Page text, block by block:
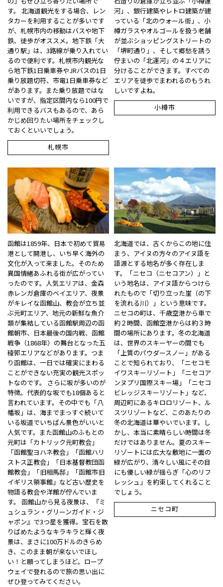
す。 北海道観光をする場合、レン
タカーを利用することが多いです
が、札幌市内の移動はバスや地下
鉄、徒歩がオススメ。地下鉄「大
通り駅」は、3路線が乗り入れてい
るので便利です。札幌市内観光な
ら地下鉄1日乗車券やJRバスの1日
乗り放題切符、市電1日乗車券など
があります。また乗り放題ではな
いですが、指定区間内なら100円で
利用できるバスもあるので、あら
かじめ回りたい場所をチェックし
ておくといいでしょう。
札幌市
河」、銀行建築やレトロ建築が建
っている「北のウォール街」、小
樽ガラスやオルゴールを扱う老舗
が並ぶショッピングストリートの
「堺町通り」、そして郷愁を誘う
佇まいの「北運河」の４エリアに
分けることができます。すべての
エリアを徒歩でまわれるのもうれ
しいですよね。
小樽市
函館は1859年、日本で初めて貿易
港として開港し、いち早く海外の
文化が入って来ました。そのため
異国情緒あふれる街が広がってい
ったのです。人気エリアは、金森
赤レンガ倉庫のベイエリア、夜景
がキレイな函館山、教会が立ち並
ぶ元町エリア、地元の新鮮な魚介
類が集結している函館駅周辺の函
館朝市、日本最後の国内戦、函館
戦争（1868年）の舞台となった五
稜郭エリアなどがあります。つま
り函館は、一日では確実にまわる
ことができない充実の観光スポッ
トなのです。 さらに坂が多いのが
特徴。代表的な坂でも18個あると
言われています。その中でも「八
幡坂」は、海までまっすぐ続いて
いる坂道でいちばん景色がいいと
人気です。また函館山のふもとの
元町は「カトリック元町教会」
「函館聖ヨハネ教会」「函館ハリ
ストス正教会」「日本基督教団函
館教会」「旧相馬邸」「函館市旧
イギリス領事館」など古い歴史を
物語る教会や洋館が佇んでいま
す。 函館山から見る夜景は、『ミ
ュシュラン・グリーンガイド・ジ
ャポン』で3つ星を獲得。宝石を散
りばめたようなキラキラと輝く夜
景は、まさに100万ドルのきらめ
き、このまま朝が来ないでほし
い！と願ってしまうほど。ロープ
ウェイで登れるので旅の思い出に
ぜひ登ってみてください。
北海道では、古くからこの地に住
まう、アイヌの方々のアイヌ語を
語源とする地名が多く存在しま
す。「ニセコ（ニセコアン）」と
いう地名は、アイヌ語からつけら
れたもので「切り立った崖（の下
を流れる川）」という意味です。
ニセコの町は、千歳空港から車で
約２時間、函館空港からは約３時
間の場所にあります。冬の北海道
は、世界のスキーヤーの間でも
「上質のパウダースノー」がある
ことで知られており、「ニセコモ
イワスキーリゾート」「ニセコア
ンヌプリ国際スキー場」「ニセコ
ビレッジスキーリゾート」など、
周辺町にあるキロロリゾート、ル
スツリゾートなど、このあたりの
冬の北海道は華やいでいます。し
かし、本当に素晴らしい時間は冬
だけではありません。夏のスキー
リゾートには広大な敷地に一面の
緑が広がり、清々しい風にその目
にも優しい緑が揺らぎ「心のリフ
レッシュ」を約束してくれること
でしょう。
ニセコ町